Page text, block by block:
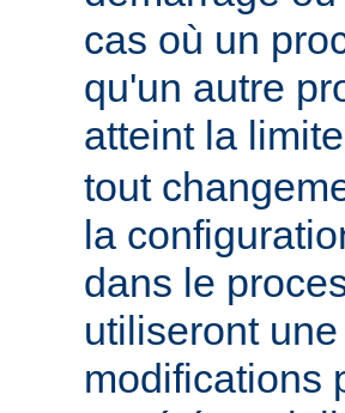
cas où un
qu'un autre
atteint la limite
tout
la
dans le
utiliseront
modifications